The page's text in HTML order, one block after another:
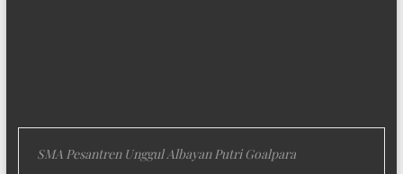
SMA Pesantren Unggul Albayan Putri Goalpara